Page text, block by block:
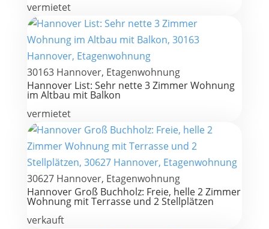
vermietet
30163 Hannover, Etagenwohnung
Hannover List: Sehr nette 3 Zimmer Wohnung
im Altbau mit Balkon
vermietet
30627 Hannover, Etagenwohnung
Hannover Groß Buchholz: Freie, helle 2 Zimmer
Wohnung mit Terrasse und 2 Stellplätzen
verkauft